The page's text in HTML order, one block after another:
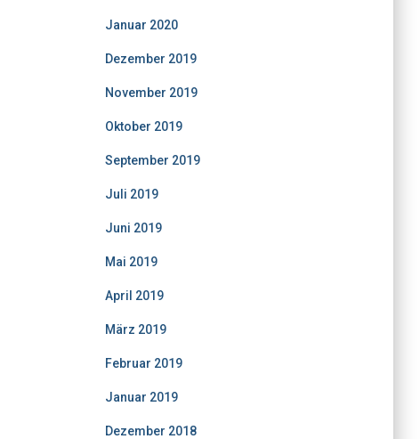
Januar 2020
Dezember 2019
November 2019
Oktober 2019
September 2019
Juli 2019
Juni 2019
Mai 2019
April 2019
März 2019
Februar 2019
Januar 2019
Dezember 2018